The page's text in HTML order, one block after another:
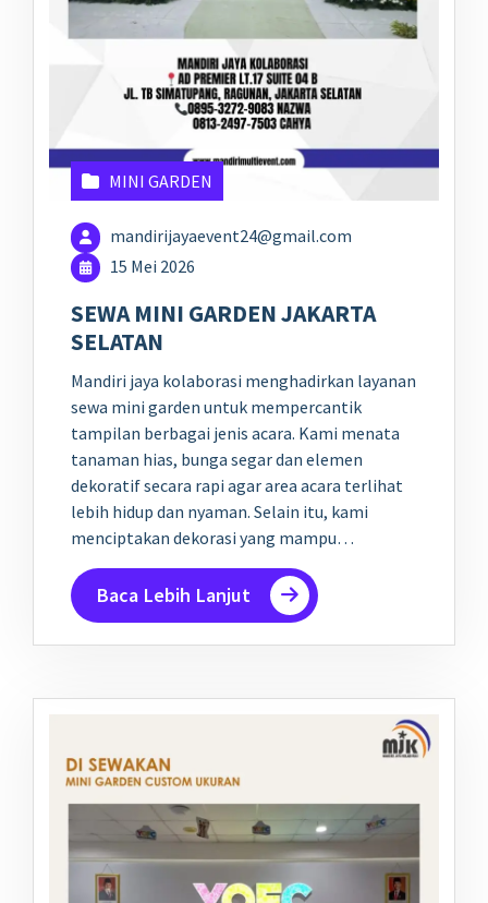
MINI GARDEN
mandirijayaevent24@gmail.com
15 Mei 2026
SEWA MINI GARDEN JAKARTA
SELATAN
Mandiri jaya kolaborasi menghadirkan layanan
sewa mini garden untuk mempercantik
tampilan berbagai jenis acara. Kami menata
tanaman hias, bunga segar dan elemen
dekoratif secara rapi agar area acara terlihat
lebih hidup dan nyaman. Selain itu, kami
menciptakan dekorasi yang mampu…
Baca Lebih Lanjut